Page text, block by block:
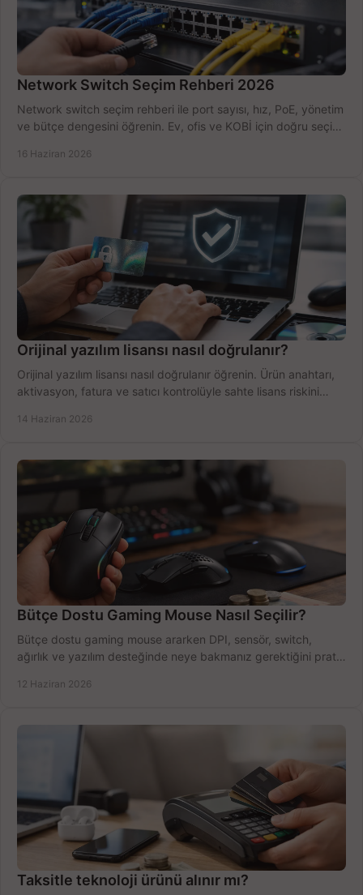
Network Switch Seçim Rehberi 2026
Network switch seçim rehberi ile port sayısı, hız, PoE, yönetim
ve bütçe dengesini öğrenin. Ev, ofis ve KOBİ için doğru seçimi
16 Haziran 2026
Orijinal yazılım lisansı nasıl doğrulanır?
Orijinal yazılım lisansı nasıl doğrulanır öğrenin. Ürün anahtarı,
aktivasyon, fatura ve satıcı kontrolüyle sahte lisans riskini
14 Haziran 2026
Bütçe Dostu Gaming Mouse Nasıl Seçilir?
Bütçe dostu gaming mouse ararken DPI, sensör, switch,
ağırlık ve yazılım desteğinde neye bakmanız gerektiğini pratik
12 Haziran 2026
Taksitle teknoloji ürünü alınır mı?